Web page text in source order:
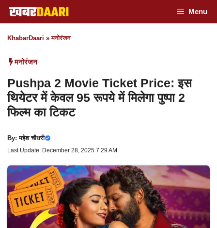
Skip
to
content
Menu
KhabarDaari »मनोरंजन
मनोरंजन
Pushpa 2 Movie Ticket Price: इस
थियेटर में केवल 95 रूपये में मिलेगा पुष्पा 2
फिल्म का टिकट
By:महेश चौधरी
Last Update: December 28, 2025 7:29 AM